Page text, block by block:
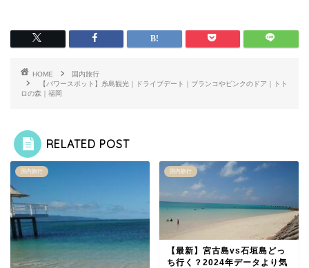
HOME
国内旅行
【パワースポット】糸島観光｜ドライブデート｜ブランコやピンクのドア｜トト
ロの森｜福岡
RELATED POST
国内旅行 国内旅行
【最新】宮古島vs石垣島どっ
ち行く？2024年データより気